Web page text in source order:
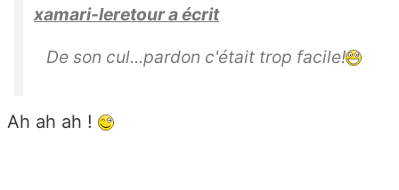
xamari-leretour a écrit
De son cul...pardon c'était trop facile!
Ah ah ah !